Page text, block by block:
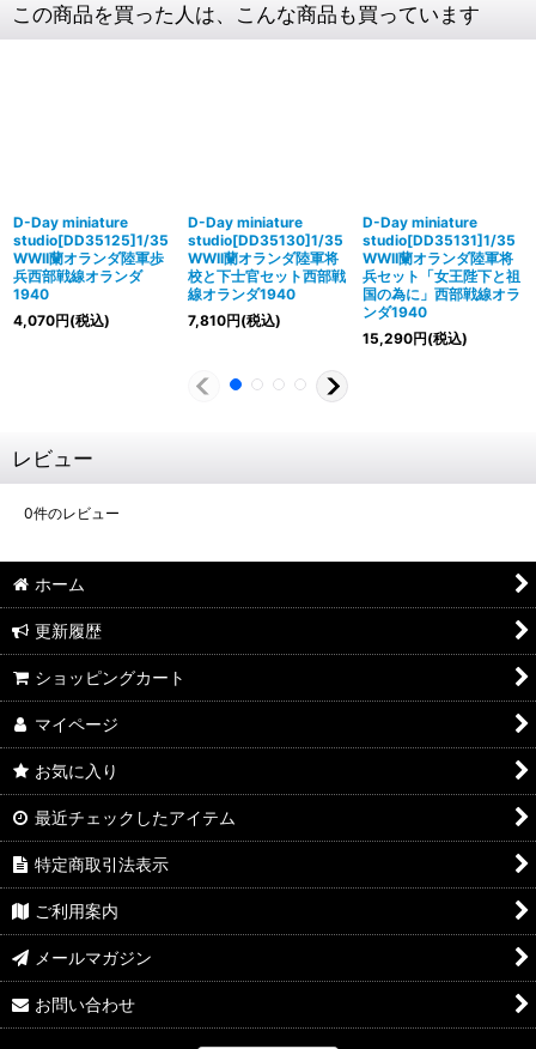
この商品を買った人は、こんな商品も買っています
D-Day miniature
studio[DD35125]1/35
WWII蘭オランダ陸軍歩
兵西部戦線オランダ
1940
4,070円(税込)
D-Day miniature
studio[DD35130]1/35
WWII蘭オランダ陸軍将
校と下士官セット西部戦
線オランダ1940
7,810円(税込)
D-Day miniature
studio[DD35131]1/35
WWII蘭オランダ陸軍将
兵セット「女王陛下と祖
国の為に」西部戦線オラ
ンダ1940
15,290円(税込)
レビュー
0件のレビュー
ホーム
更新履歴
ショッピングカート
マイページ
お気に入り
最近チェックしたアイテム
特定商取引法表示
ご利用案内
メールマガジン
お問い合わせ